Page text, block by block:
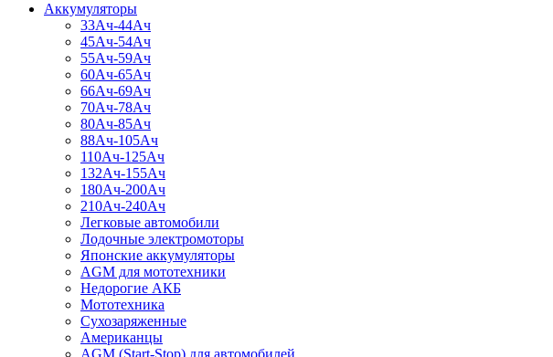
Аккумуляторы
33Ач-44Ач
45Ач-54Ач
55Ач-59Ач
60Ач-65Ач
66Ач-69Ач
70Ач-78Ач
80Ач-85Ач
88Ач-105Ач
110Ач-125Ач
132Ач-155Ач
180Ач-200Ач
210Ач-240Ач
Легковые автомобили
Лодочные электромоторы
Японские аккумуляторы
AGM для мототехники
Недорогие АКБ
Мототехника
Сухозаряженные
Американцы
AGM (Start-Stop) для автомобилей